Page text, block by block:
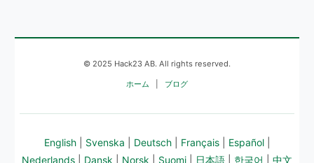
© 2025 Hack23 AB. All rights reserved.
ホーム ブログ
English| Svenska Deutsch| Français| Español|
Nederlands
Dansk Norsk Suomi 日本語 한국어 中文